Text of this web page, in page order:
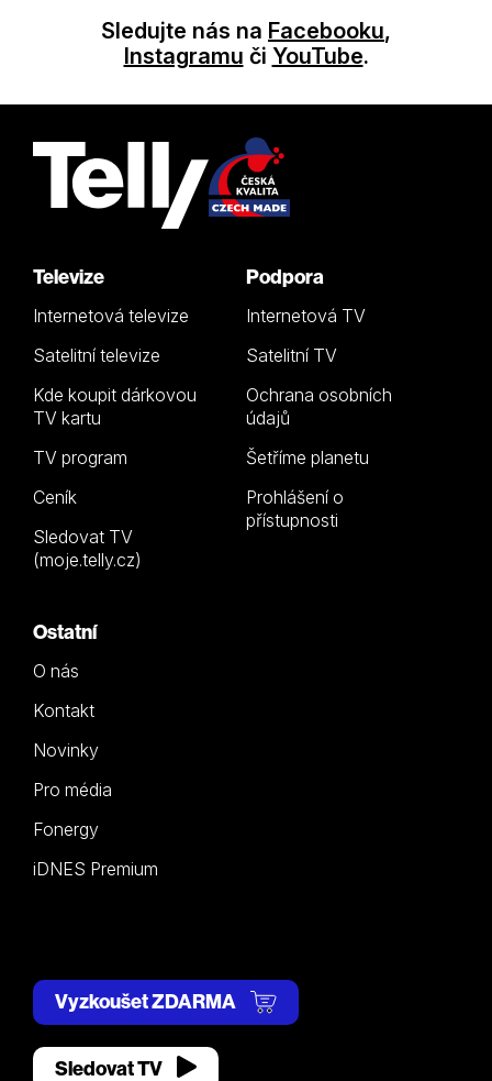
Sledujte nás na Facebooku,
Instagramu či YouTube.
Televize
Internetová televize
Satelitní televize
Kde koupit dárkovou
TV kartu
TV program
Ceník
Sledovat TV
(moje.telly.cz)
Podpora
Internetová TV
Satelitní TV
Ochrana osobních
údajů
Šetříme planetu
Prohlášení o
přístupnosti
Ostatní
O nás
Kontakt
Novinky
Pro média
Fonergy
iDNES Premium
Vyzkoušet ZDARMA
Sledovat TV